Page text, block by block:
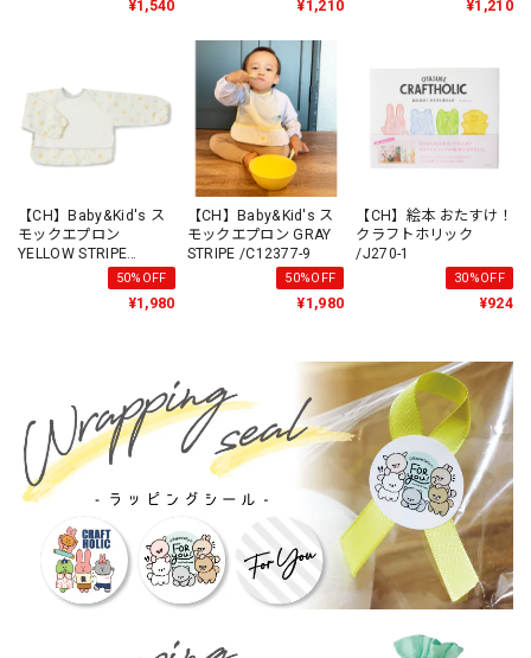
¥1,540 ¥1,210 ¥1,210
【CH】Baby&Kid's ス
モックエプロン
YELLOW STRIPE
50%OFF
¥1,980
【CH】Baby&Kid's ス
モックエプロン GRAY
STRIPE /C12377-9
50%OFF
¥1,980
【CH】絵本 おたすけ！
クラフトホリック
/J270-1
30%OFF
¥924